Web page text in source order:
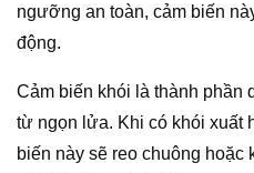
ngưỡng an toàn, cảm biến
động.
Cảm biến khói là thành phần
từ ngọn lửa. Khi có khói xuất
biến này sẽ reo chuông hoặc